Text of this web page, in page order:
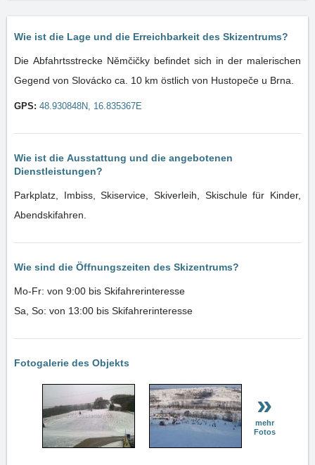
Wie ist die Lage und die Erreichbarkeit des Skizentrums?
Die Abfahrtsstrecke Němčičky befindet sich in der malerischen
Gegend von Slovácko ca. 10 km östlich von Hustopeče u Brna.
GPS: 48.930848N, 16.835367E
Wie ist die Ausstattung und die angebotenen
Dienstleistungen?
Parkplatz, Imbiss, Skiservice, Skiverleih, Skischule für Kinder,
Abendskifahren.
Wie sind die Öffnungszeiten des Skizentrums?
Mo-Fr: von 9:00 bis Skifahrerinteresse
Sa, So: von 13:00 bis Skifahrerinteresse
Fotogalerie des Objekts
»
mehr
Fotos